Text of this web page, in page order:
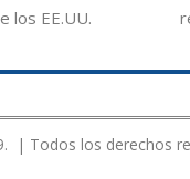
los EE.UU.
| Todos los derechos